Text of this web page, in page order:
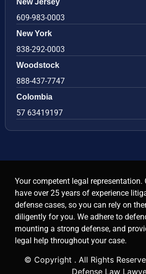
609-983-0003
New York
838-292-0003
Woodstock
888-437-7747
Colombia
57 63419197
Your competent legal representation.
have over 25 years of experience
defense cases, so you can rely on
diligently for you. We adhere to
mounting a strong defense, and
legal help throughout your case.
© Copyright . All Rights
Defense Law